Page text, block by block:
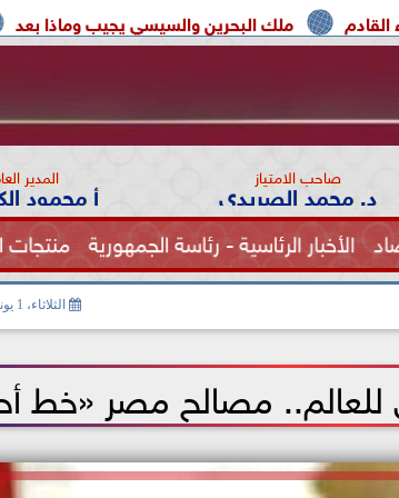
منتحلة صفة البحرين والسيسي يجيب وماذا بعد
صاحب الامتياز
د. محمد الصريدي المدير
أ محمود
الأخبار الرئاسية - رئاسة الجمهورية منتجات
الصحة الثلاثاء، 1 يونيو 2021